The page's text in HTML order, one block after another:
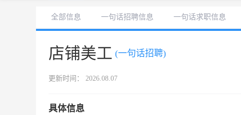
全部信息 一句话招聘信息 一句话求职信息
店铺美工 (一句话招聘)
更新时间： 2026.08.07
具体信息